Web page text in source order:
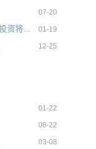
07-20
01-19
12-25
01-22
08-22
03-08